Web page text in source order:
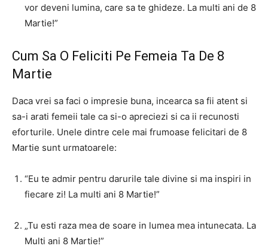
vor deveni lumina, care sa te ghideze. La multi ani de 8
Martie!”
Cum Sa O Feliciti Pe Femeia Ta De 8
Martie
Daca vrei sa faci o impresie buna, incearca sa fii atent si
sa-i arati femeii tale ca si-o apreciezi si ca ii recunosti
eforturile. Unele dintre cele mai frumoase felicitari de 8
Martie sunt urmatoarele:
“Eu te admir pentru darurile tale divine si ma inspiri in
fiecare zi! La multi ani 8 Martie!”
„Tu esti raza mea de soare in lumea mea intunecata. La
Multi ani 8 Martie!”